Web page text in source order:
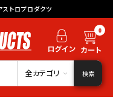
トロプロダクツ
0
全カテゴリ 検索